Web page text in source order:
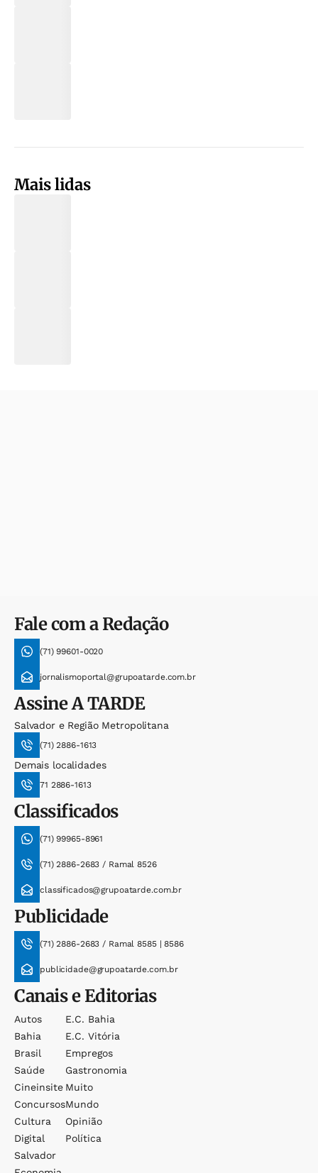
Mais lidas
Fale com a Redação
(71) 99601-0020
jornalismoportal@grupoatarde.com.br
AssineA TARDE
Salvador e Região Metropolitana
(71) 2886-1613
Demais localidades
71 2886-1613
Classificados
(71) 99965-8961
(71) 2886-2683 / Ramal 8526
classificados@grupoatarde.com.br
Publicidade
(71) 2886-2683 / Ramal 8585 | 8586
publicidade@grupoatarde.com.br
Canais e Editorias
Autos
Bahia
Brasil
Saúde
Cineinsite
Concursos
Cultura
Digital
Salvador
E.c. Bahia
E.c. Vitória
Empregos
Gastronomia
Muito
Mundo
Opinião
Política